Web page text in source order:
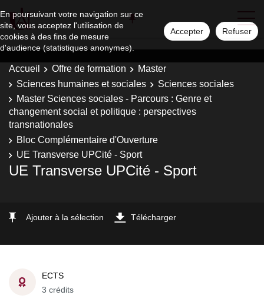
En poursuivant votre navigation sur ce
site, vous acceptez l'utilisation de
cookies à des fins de mesure
d'audience (statistiques anonymes).
Accepter Refuser
Accueil Offre de formation
Master
Sciences humaines et sociales
Sciences sociales
Master Sciences sociales - Parcours : Genre et
changement social et politique : perspectives
transnationales
Bloc Complémentaire d'Ouverture
UE Transverse UPCité - Sport
UE Transverse UPCité - Sport
Ajouter à la sélection Télécharger
ECTS
3 crédits